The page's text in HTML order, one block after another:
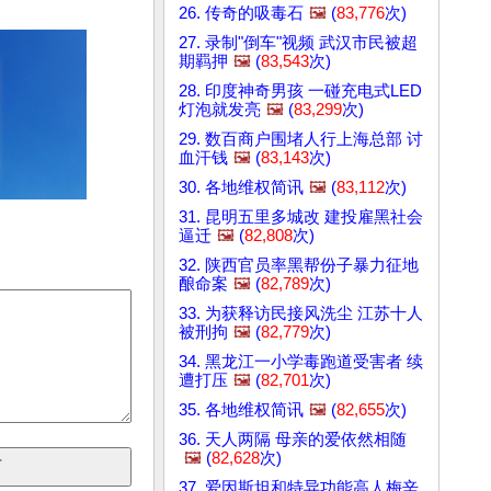
26. 传奇的吸毒石 🖼️ (83,776次)
27. 录制"倒车"视频 武汉市民被超
期羁押 🖼️ (83,543次)
28. 印度神奇男孩 一碰充电式LED
灯泡就发亮 🖼️ (83,299次)
29. 数百商户围堵人行上海总部 讨
血汗钱 🖼️ (83,143次)
30. 各地维权简讯 🖼️ (83,112次)
31. 昆明五里多城改 建投雇黑社会
逼迁 🖼️ (82,808次)
32. 陕西官员率黑帮份子暴力征地
酿命案 🖼️ (82,789次)
33. 为获释访民接风洗尘 江苏十人
被刑拘 🖼️ (82,779次)
34. 黑龙江一小学毒跑道受害者 续
遭打压 🖼️ (82,701次)
35. 各地维权简讯 🖼️ (82,655次)
36. 天人两隔 母亲的爱依然相随
🖼️ (82,628次)
37. 爱因斯坦和特异功能高人梅辛